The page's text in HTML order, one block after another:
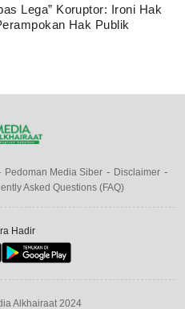
Lega” Koruptor: Ironi Hak
Hak Publik
Pedoman Media Siber
Disclaimer
Asked Questions (FAQ)
Hadir
Alkhairaat 2024